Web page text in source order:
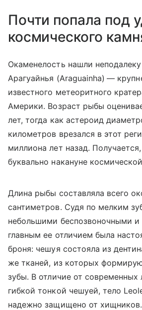
Почти попала под
космического
Окаменелость нашли
Арагуайнья (Araguainha) —
известного метеоритного
Америки. Возраст рыбы
лет, тогда как астероид
километров врезался в этот
миллиона лет назад.
буквально накануне
Длина рыбы составляла всего
сантиметров. Судя по мелким
небольшими беспозвоночными
главным ее отличием была
броня: чешуя состояла из
же тканей, из которых
зубы. В отличие от современных
гибкой тонкой чешуей, тело
надежно защищено от хищников.